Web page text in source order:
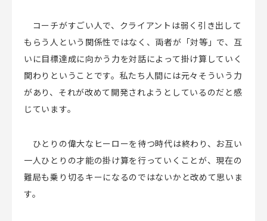
コーチがすごい人で、クライアントは弱く引き出して
もらう人という関係性ではなく、両者が「対等」で、互
いに目標達成に向かう力を対話によって掛け算していく
関わりということです。私たち人間には元々そういう力
があり、それが改めて開発されようとしているのだと感
じています。
ひとりの偉大なヒーローを待つ時代は終わり、お互い
一人ひとりの才能の掛け算を行っていくことが、現在の
難局も乗り切るキーになるのではないかと改めて思いま
す。